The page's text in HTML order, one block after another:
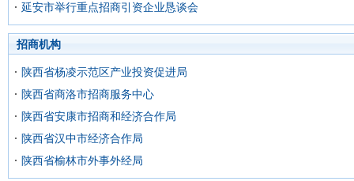
延安市举行重点招商引资企业恳谈会
招商机构
陕西省杨凌示范区产业投资促进局
陕西省商洛市招商服务中心
陕西省安康市招商和经济合作局
陕西省汉中市经济合作局
陕西省榆林市外事外经局